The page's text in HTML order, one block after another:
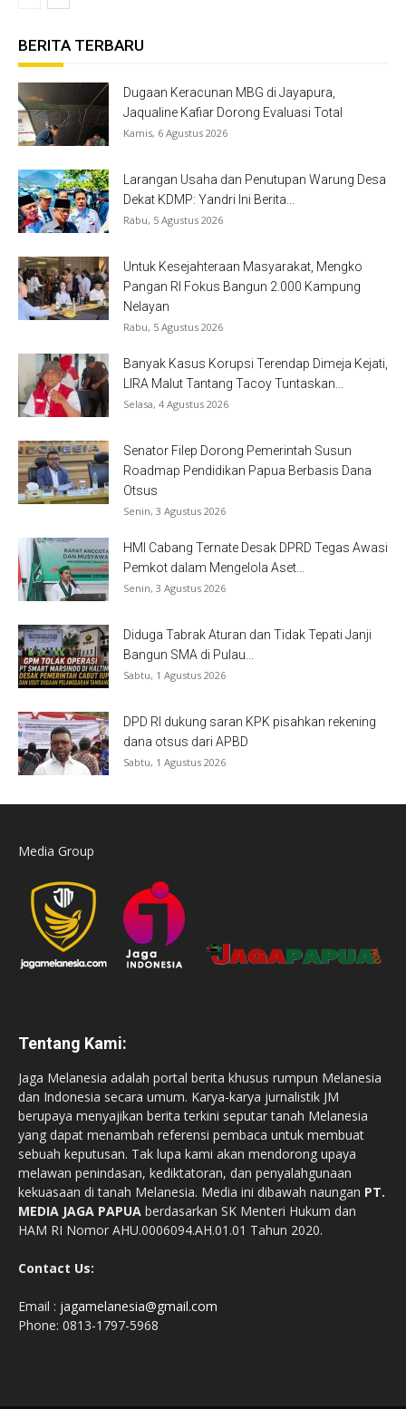
BERITA TERBARU
Dugaan Keracunan MBG di Jayapura,
Jaqualine Kafiar Dorong Evaluasi Total
Kamis, 6 Agustus 2026
Larangan Usaha dan Penutupan Warung Desa
Dekat KDMP: Yandri Ini Berita...
Rabu, 5 Agustus 2026
Untuk Kesejahteraan Masyarakat, Mengko
Pangan RI Fokus Bangun 2.000 Kampung
Nelayan
Rabu, 5 Agustus 2026
Banyak Kasus Korupsi Terendap Dimeja Kejati,
LIRA Malut Tantang Tacoy Tuntaskan...
Selasa, 4 Agustus 2026
Senator Filep Dorong Pemerintah Susun
Roadmap Pendidikan Papua Berbasis Dana
Otsus
Senin, 3 Agustus 2026
HMI Cabang Ternate Desak DPRD Tegas Awasi
Pemkot dalam Mengelola Aset...
Senin, 3 Agustus 2026
Diduga Tabrak Aturan dan Tidak Tepati Janji
Bangun SMA di Pulau...
Sabtu, 1 Agustus 2026
DPD RI dukung saran KPK pisahkan rekening
dana otsus dari APBD
Sabtu, 1 Agustus 2026
Media Group
Tentang Kami:
Jaga Melanesia adalah portal berita khusus rumpun Melanesia
dan Indonesia secara umum. Karya-karya jurnalistik JM
berupaya menyajikan berita terkini seputar tanah Melanesia
yang dapat menambah referensi pembaca untuk membuat
sebuah keputusan. Tak lupa kami akan mendorong upaya
melawan penindasan, kediktatoran, dan penyalahgunaan
kekuasaan di tanah Melanesia. Media ini dibawah naungan PT.
MEDIA JAGA PAPUA berdasarkan SK Menteri Hukum dan
HAM RI Nomor AHU.0006094.AH.01.01 Tahun 2020.
Contact Us:
Email : jagamelanesia@gmail.com
Phone: 0813-1797-5968